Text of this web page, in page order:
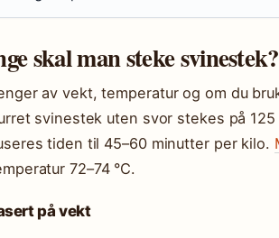
skal man steke svinestek?
av vekt, temperatur og om du
svinestek uten svor stekes på
tiden til 45–60 minutter per kilo.
72–74 °C.
på vekt